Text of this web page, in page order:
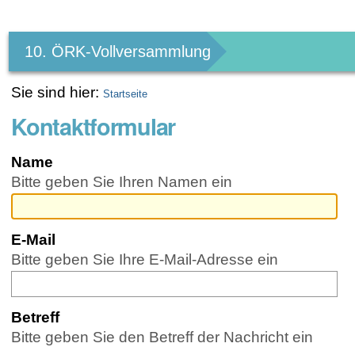
Werkzeuge
10. ÖRK-Vollversammlung
Sie sind hier: Startseite
Kontaktformular
Name
Bitte geben Sie Ihren Namen ein
E-Mail
Bitte geben Sie Ihre E-Mail-Adresse ein
Betreff
Bitte geben Sie den Betreff der Nachricht ein